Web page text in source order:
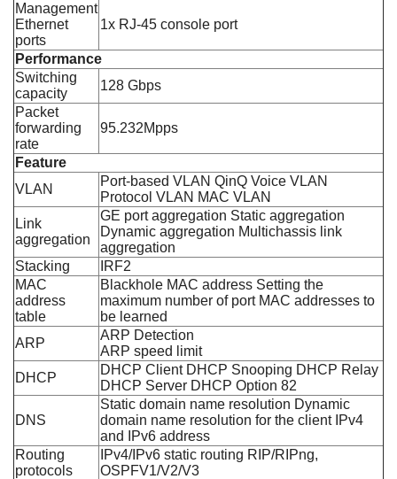
Management
Ethernet
ports
1x RJ-45 console port
Performance
Switching
capacity
128 Gbps
Packet
forwarding
rate
95.232Mpps
Feature
VLAN
Port-based VLAN QinQ Voice VLAN
Protocol VLAN MAC VLAN
Link
aggregation
GE port aggregation Static aggregation
Dynamic aggregation Multichassis link
aggregation
Stacking
IRF2
MAC
address
table
Blackhole MAC address Setting the
maximum number of port MAC addresses to
be learned
ARP
ARP Detection
ARP speed limit
DHCP
DHCP Client DHCP Snooping DHCP Relay
DHCP Server DHCP Option 82
DNS
Static domain name resolution Dynamic
domain name resolution for the client IPv4
and IPv6 address
Routing
protocols
IPv4/IPv6 static routing RIP/RIPng,
OSPFV1/V2/V3